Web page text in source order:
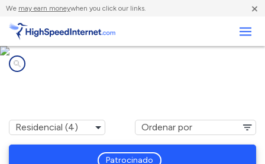
We may earn moneywhen you click our links. ×
Patrocinado